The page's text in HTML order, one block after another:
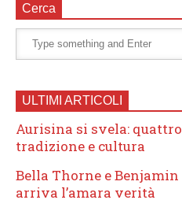
Cerca
ULTIMI ARTICOLI
Aurisina si svela:
tradizione e cultura
Bella Thorne e
arriva l’amara verità